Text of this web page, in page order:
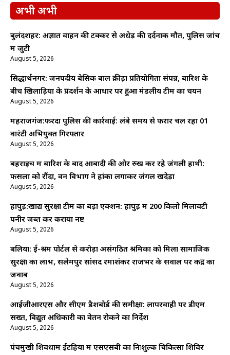
अभी अभी
बुलंदशहर: अज्ञात वाहन की टक्कर से अधेड़ की दर्दनाक मौत, पुलिस जांच
में जुटी
August 5, 2026
सिद्धार्थनगर: जनपदीय बेसिक बाल क्रीड़ा प्रतियोगिता संपन्न, बारिश के
बीच खिलाड़ियों के प्रदर्शन के आधार पर हुआ मंडलीय टीम का चयन
August 5, 2026
महराजगंज:फरेंदा पुलिस की कार्रवाई: लंबे समय से फरार चल रहा 01
वारंटी अभियुक्त गिरफ्तार
August 5, 2026
बहराइच में बारिश के बाद आबादी की ओर रुख कर रहे जंगली हाथी:
फसलों को रौंदा, वन विभाग ने हांका लगाकर जंगल खदेड़ा
August 5, 2026
हापुड़:खाद्य सुरक्षा टीम का बड़ा एक्शन: हापुड़ में 200 किलो मिलावटी
पनीर जब्त कर कराया नष्ट
August 5, 2026
बलिया: ई-श्रम पोर्टल से करोड़ों असंगठित श्रमिकों को मिला सामाजिक
सुरक्षा का लाभ, सलेमपुर सांसद रमाशंकर राजभर के सवाल पर केंद्र का
जवाब
August 5, 2026
आईजीआरएस और सीएम डैशबोर्ड की समीक्षा: लापरवाही पर डीएम
सख्त, विद्युत अधिकारी का वेतन रोकने का निर्देश
August 5, 2026
पंचमुखी शिवधाम ईटहिया में एसएसबी का निःशुल्क चिकित्सा शिविर